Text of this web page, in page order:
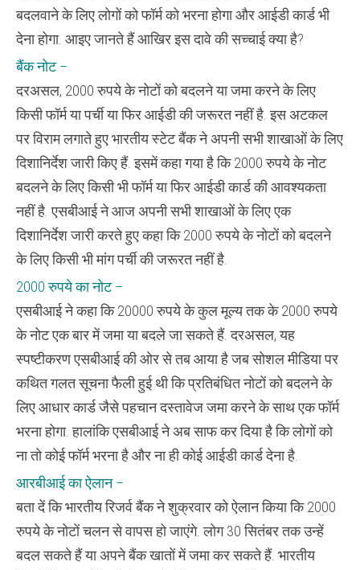
बदलवाने के लिए लोगों को फॉर्म को भरना होगा और आईडी कार्ड भी
देना होगा. आइए जानते हैं आखिर इस दावे की सच्चाई क्या है?
बैंक नोट –
दरअसल, 2000 रुपये के नोटों को बदलने या जमा करने के लिए
किसी फॉर्म या पर्ची या फिर आईडी की जरूरत नहीं है. इस अटकल
पर विराम लगाते हुए भारतीय स्टेट बैंक ने अपनी सभी शाखाओं के लिए
दिशानिर्देश जारी किए हैं. इसमें कहा गया है कि 2000 रुपये के नोट
बदलने के लिए किसी भी फॉर्म या फिर आईडी कार्ड की आवश्यकता
नहीं है. एसबीआई ने आज अपनी सभी शाखाओं के लिए एक
दिशानिर्देश जारी करते हुए कहा कि 2000 रुपये के नोटों को बदलने
के लिए किसी भी मांग पर्ची की जरूरत नहीं है.
2000 रुपये का नोट –
एसबीआई ने कहा कि 20000 रुपये के कुल मूल्य तक के 2000 रुपये
के नोट एक बार में जमा या बदले जा सकते हैं. दरअसल, यह
स्पष्टीकरण एसबीआई की ओर से तब आया है जब सोशल मीडिया पर
कथित गलत सूचना फैली हुई थी कि प्रतिबंधित नोटों को बदलने के
लिए आधार कार्ड जैसे पहचान दस्तावेज जमा करने के साथ एक फॉर्म
भरना होगा. हालांकि एसबीआई ने अब साफ कर दिया है कि लोगों को
ना तो कोई फॉर्म भरना है और ना ही कोई आईडी कार्ड देना है.
आरबीआई का ऐलान –
बता दें कि भारतीय रिजर्व बैंक ने शुक्रवार को ऐलान किया कि 2000
रुपये के नोटों चलन से वापस हो जाएंगे. लोग 30 सितंबर तक उन्हें
बदल सकते हैं या अपने बैंक खातों में जमा कर सकते हैं. भारतीय